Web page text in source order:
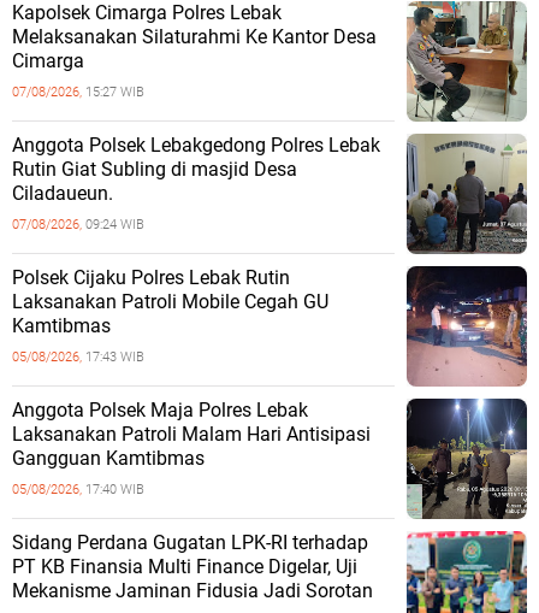
Kapolsek Cimarga Polres Lebak
Melaksanakan Silaturahmi Ke Kantor Desa
Cimarga
07/08/2026, 15:27 WIB
Anggota Polsek Lebakgedong Polres Lebak
Rutin Giat Subling di masjid Desa
Ciladaueun.
07/08/2026, 09:24 WIB
Polsek Cijaku Polres Lebak Rutin
Laksanakan Patroli Mobile Cegah GU
Kamtibmas
05/08/2026, 17:43 WIB
Anggota Polsek Maja Polres Lebak
Laksanakan Patroli Malam Hari Antisipasi
Gangguan Kamtibmas
05/08/2026, 17:40 WIB
Sidang Perdana Gugatan LPK-RI terhadap
PT KB Finansia Multi Finance Digelar, Uji
Mekanisme Jaminan Fidusia Jadi Sorotan